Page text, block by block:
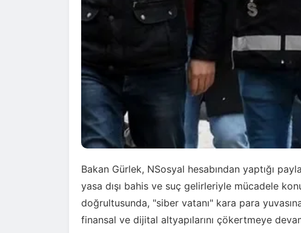
Bakan Gürlek, NSosyal hesabından yaptığı
yasa dışı bahis ve suç gelirleriyle mücadele
doğrultusunda, "siber vatanı" kara para
finansal ve dijital altyapılarını çökertmeye